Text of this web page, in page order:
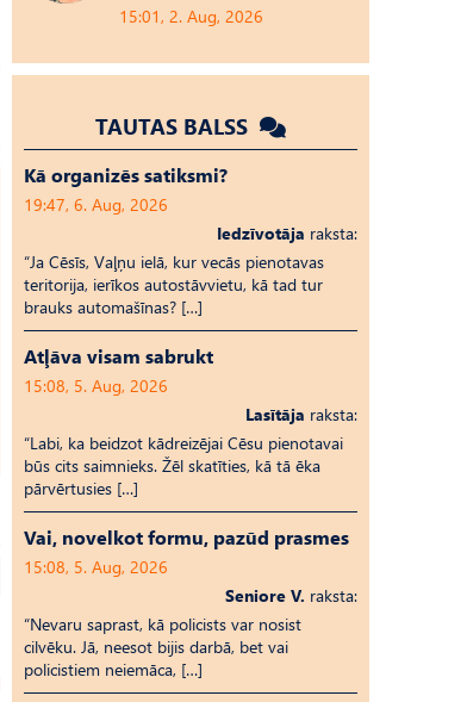
15:01, 2. Aug, 2026
TAUTAS BALSS
Kā organizēs satiksmi?
19:47, 6. Aug, 2026
Iedzīvotāja raksta:
“Ja Cēsīs, Vaļņu ielā, kur vecās pienotavas
teritorija, ierīkos autostāvvietu, kā tad tur
brauks automašīnas? […]
Atļāva visam sabrukt
15:08, 5. Aug, 2026
Lasītāja raksta:
“Labi, ka beidzot kādreizējai Cēsu pienotavai
būs cits saimnieks. Žēl skatīties, kā tā ēka
pārvērtusies […]
Vai, novelkot formu, pazūd prasmes
15:08, 5. Aug, 2026
Seniore V. raksta:
“Nevaru saprast, kā policists var nosist
cilvēku. Jā, neesot bijis darbā, bet vai
policistiem neiemāca, […]